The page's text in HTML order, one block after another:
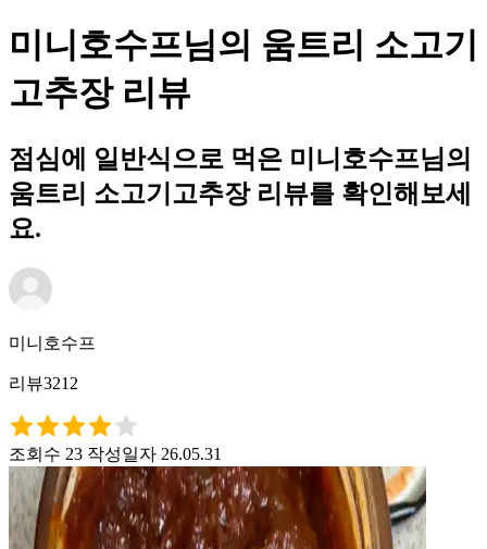
미니호수프님의 움트리 소고기
고추장 리뷰
점심에 일반식으로 먹은 미니호수프님의
움트리 소고기고추장 리뷰를 확인해보세
요.
미니호수프
리뷰3212
조회수 23 작성일자 26.05.31